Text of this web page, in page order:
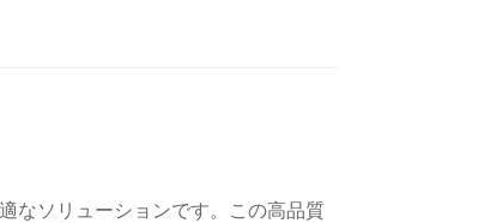
なソリューションです。この高品質